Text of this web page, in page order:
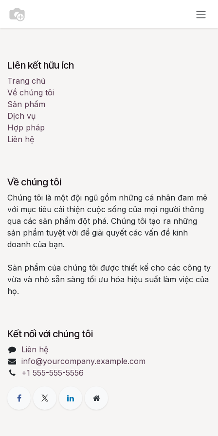
Liên kết hữu ích
Trang chủ
Về chúng tôi
Sản phẩm
Dịch vụ
Hợp pháp
Liên hệ
Về chúng tôi
Chúng tôi là một đội ngũ gồm những cá nhân đam mê
với mục tiêu cải thiện cuộc sống của mọi người thông
qua các sản phẩm đột phá. Chúng tôi tạo ra những
sản phẩm tuyệt vời để giải quyết các vấn đề kinh
doanh của bạn.
Sản phẩm của chúng tôi được thiết kế cho các công ty
vừa và nhỏ sẵn sàng tối ưu hóa hiệu suất làm việc của
họ.
Kết nối với chúng tôi
Liên hệ
info@yourcompany.example.com
+1 555-555-5556